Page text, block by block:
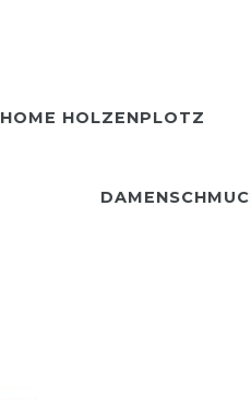
HOME HOLZENPLOTZ